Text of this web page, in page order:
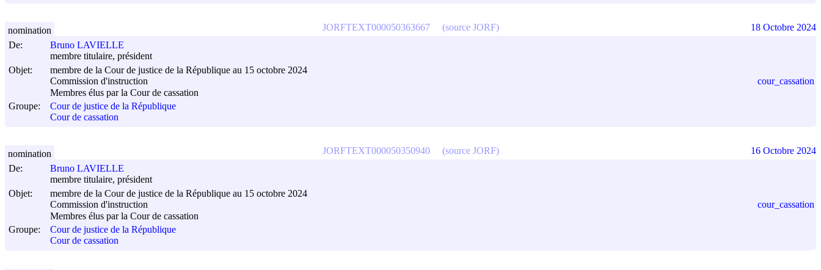
De:
Bruno LAVIELLE
membre titulaire, président
Objet:
membre de la Cour de justice de la République au 15 octobre 2024
Commission d'instruction
Membres élus par la Cour de cassation
Groupe:
Cour de justice de la République
Cour de cassation
cour_cassation
JORFTEXT000050363667 (source JORF)
nomination 18 Octobre 2024
De:
Bruno LAVIELLE
membre titulaire, président
Objet:
membre de la Cour de justice de la République au 15 octobre 2024
Commission d'instruction
Membres élus par la Cour de cassation
Groupe:
Cour de justice de la République
Cour de cassation
cour_cassation
JORFTEXT000050350940 (source JORF)
nomination 16 Octobre 2024